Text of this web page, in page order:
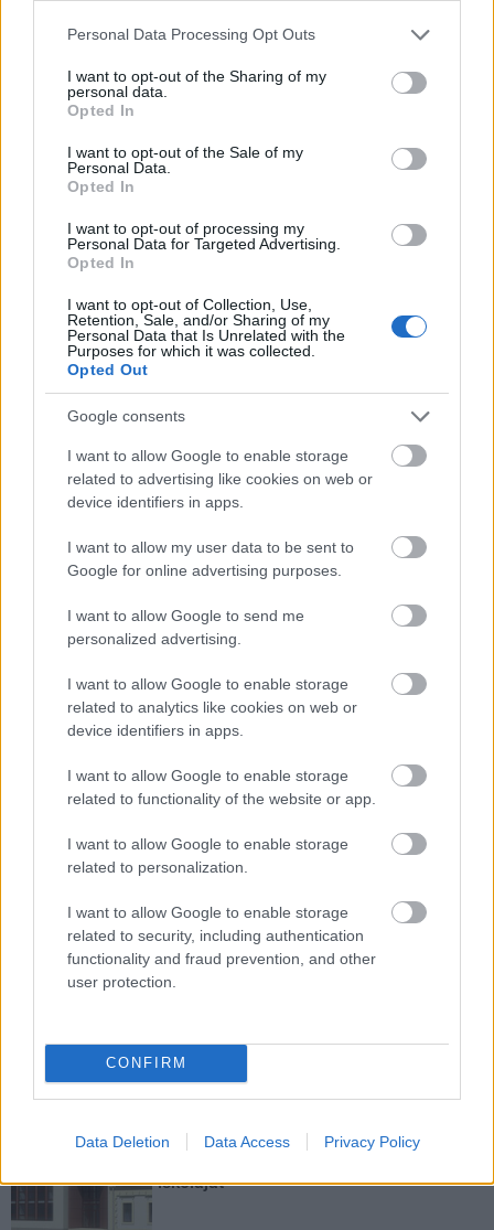
Please note that this website/app uses one or more Google
not limited to your visit or usage behaviour. You may click to
grant or deny consent to Google and its third-party tags to
use your data for below specified purposes in below Google
consent section.
Personal Data Processing Opt Outs
I want to opt-out of the Sharing of my
personal data.
Opted In
I want to opt-out of the Sale of my
Personal Data.
Opted In
I want to opt-out of processing my
Personal Data for Targeted Advertising.
Opted In
I want to opt-out of Collection, Use,
Retention, Sale, and/or Sharing of my
Personal Data that Is Unrelated with the
Purposes for which it was collected.
Opted Out
Google consents
I want to allow Google to enable storage
related to advertising like cookies on web or
device identifiers in apps.
I want to allow my user data to be sent to
Google for online advertising purposes.
I want to allow Google to send me
personalized advertising.
I want to allow Google to enable storage
related to analytics like cookies on web or
device identifiers in apps.
I want to allow Google to enable storage
related to functionality of the website or app.
I want to allow Google to enable storage
related to personalization.
I want to allow Google to enable storage
related to security, including authentication
functionality and fraud prevention, and other
user protection.
CONFIRM
Data Deletion Data Access Privacy Policy
Helyi hírek
MAGYAR ÉPÍTŐK
M1 bővítés: már zajlik a teljesen új Bicske Kelet
Tizenegy meglévő csomópontot korszerűsít és négy új,
különszintű csomópontot hoz létre az MKIF az M1-es
bővítésénél.
csomópont épül Angyalföldön
Másfélszeresére bővítik
iskoláját